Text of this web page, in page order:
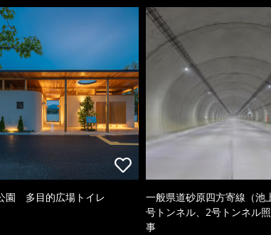
園 多目的広場トイレ
一般県道砂原四方寄線（池
号トンネル、2号トンネル
事